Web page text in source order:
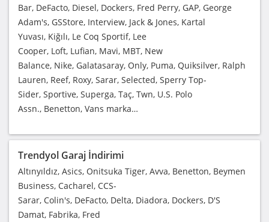
Bar, DeFacto, Diesel, Dockers, Fred Perry, GAP, George
Adam's, GSStore, Interview, Jack & Jones, Kartal
Yuvası, Kiğılı, Le Coq Sportif, Lee
Cooper, Loft, Lufian, Mavi, MBT, New
Balance, Nike, Galatasaray, Only, Puma, Quiksilver, Ralph
Lauren, Reef, Roxy, Sarar, Selected, Sperry Top-
Sider, Sportive, Superga, Taç, Twn, U.S. Polo
Assn., Benetton, Vans marka…
Trendyol Garaj İndirimi
Altınyıldız, Asics, Onitsuka Tiger, Avva, Benetton, Beymen
Business, Cacharel, CCS-
Sarar, Colin's, DeFacto, Delta, Diadora, Dockers, D'S
Damat, Fabrika, Fred